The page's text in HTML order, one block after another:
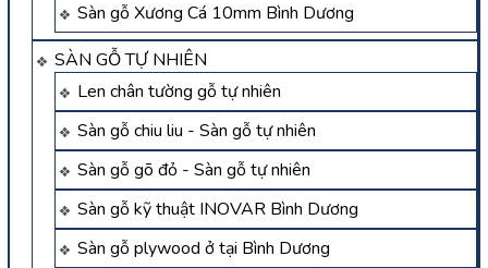
Sàn gỗ Xương Cá 10mm Bình Dương
SÀN GỖ TỰ NHIÊN
Len chân tường gỗ tự nhiên
Sàn gỗ chiu liu - Sàn gỗ tự nhiên
Sàn gỗ gõ đỏ - Sàn gỗ tự nhiên
Sàn gỗ kỹ thuật INOVAR Bình Dương
Sàn gỗ plywood ở tại Bình Dương